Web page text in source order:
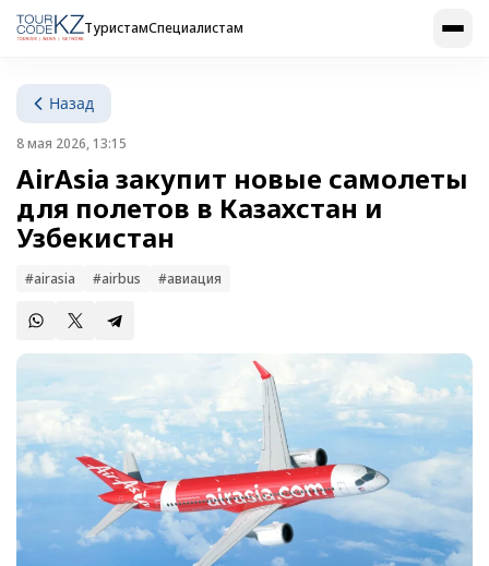
ТуристамСпециалистам
Назад
8 мая 2026, 13:15
AirAsia закупит новые самолеты
для полетов в Казахстан и
Узбекистан
#airasia #airbus #авиация